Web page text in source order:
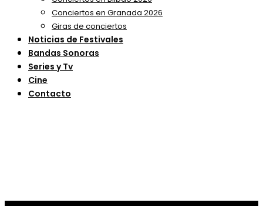
Conciertos en Granada 2026
Giras de conciertos
Noticias de Festivales
Bandas Sonoras
Series y Tv
Cine
Contacto